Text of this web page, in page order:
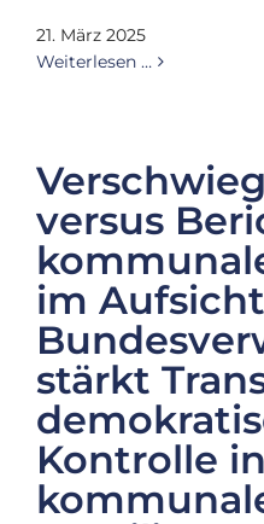
21. März 2025
Weiterlesen …
versus
im
stärkt
Kontrolle in